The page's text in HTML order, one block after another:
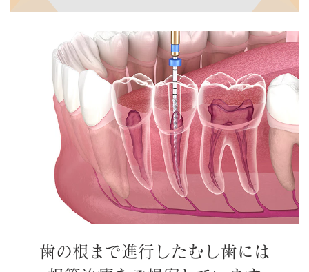
歯の根まで進行したむし歯には